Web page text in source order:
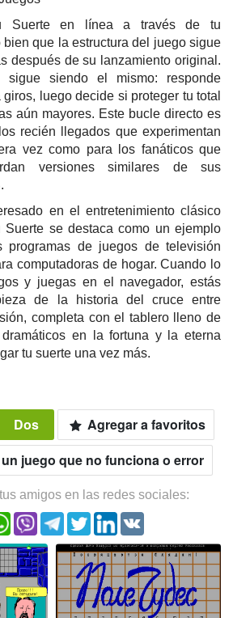
Suerte en línea a través de tu
que la estructura del juego sigue
después de su lanzamiento original.
sigue siendo el mismo: responde
luego decide si proteger tu total
aún mayores. Este bucle directo es
recién llegados que experimentan
vez como para los fanáticos que
versiones similares de sus
en el entretenimiento clásico
se destaca como un ejemplo
programas de juegos de televisión
computadoras de hogar. Cuando lo
y juegas en el navegador, estás
de la historia del cruce entre
completa con el tablero lleno de
en la fortuna y la eterna
tu suerte una vez más.
Dos
Agregar a favoritos
juego que no funciona o error
amigos en las redes sociales: